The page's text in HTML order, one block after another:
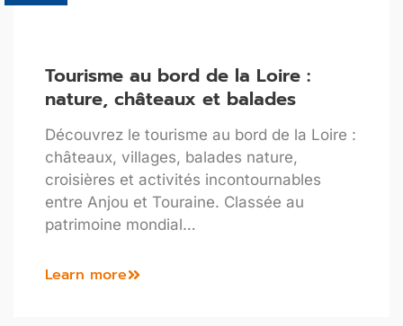
Tourisme au bord de la Loire :
nature, châteaux et balades
Découvrez le tourisme au bord de la Loire :
châteaux, villages, balades nature,
croisières et activités incontournables
entre Anjou et Touraine. Classée au
patrimoine mondial…
Learn more